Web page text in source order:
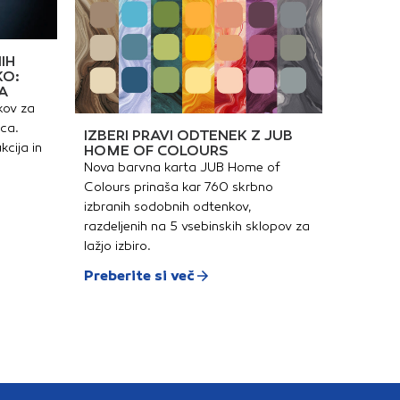
za
in
IZBERI PRAVI ODTENEK Z JUB
HOME OF COLOURS
Nova barvna karta JUB Home of
Colours prinaša kar 760 skrbno
izbranih sodobnih odtenkov,
razdeljenih na 5 vsebinskih sklopov za
lažjo izbiro.
Preberite si več